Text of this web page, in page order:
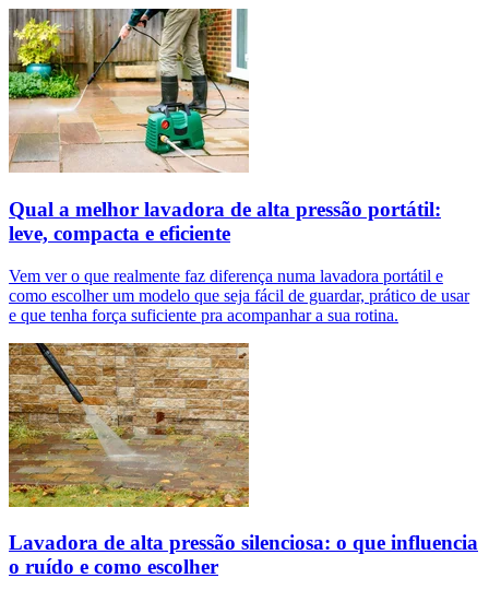
Qual a melhor lavadora de alta pressão portátil:
leve, compacta e eficiente
Vem ver o que realmente faz diferença numa lavadora portátil e
como escolher um modelo que seja fácil de guardar, prático de usar
e que tenha força suficiente pra acompanhar a sua rotina.
Lavadora de alta pressão silenciosa: o que influencia
o ruído e como escolher